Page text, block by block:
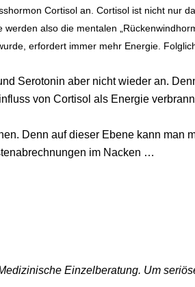
Cor­ti­sol an. Cor­ti­sol ist nicht nur
also die men­ta­len
erfor­dert immer mehr Ener­gie.
Sero­to­nin aber nicht wie­der an.
von Cor­ti­sol als Ener­gie
Denn auf die­ser Ebe­ne kann
im Nacken …
Einzelberatung. Um